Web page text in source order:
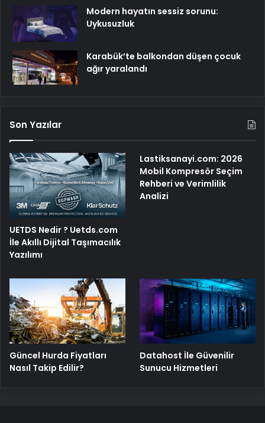
Modern hayatın sessiz sorunu:
Uykusuzluk
Karabük’te balkondan düşen çocuk
ağır yaralandı
Son Yazılar
UETDS Nedir ? Uetds.com
İle Akıllı Dijital Taşımacılık
Yazılımı
Lastiksanayi.com: 2026
Mobil Kompresör Seçim
Rehberi ve Verimlilik
Analizi
Güncel Hurda Fiyatları
Nasıl Takip Edilir?
Datahost İle Güvenilir
Sunucu Hizmetleri